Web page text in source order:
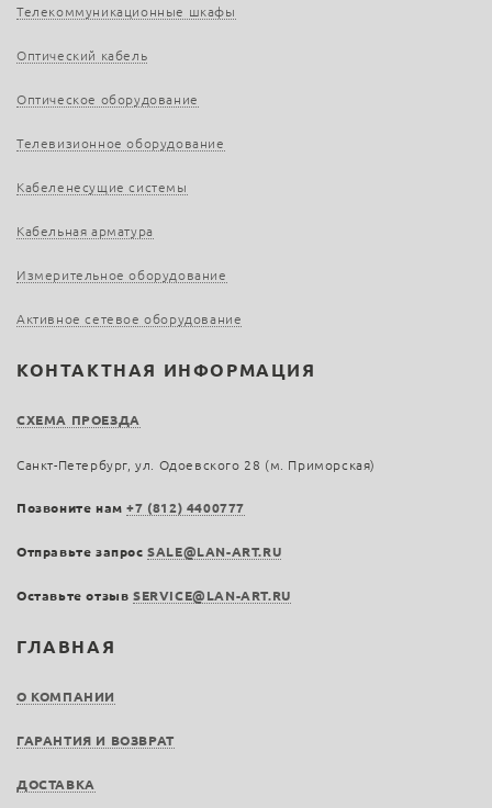
ГЛАВНАЯ
О КОМПАНИИ
ГАРАНТИЯ И ВОЗВРАТ
ДОСТАВКА
Телекоммуникационные шкафы
Оптический кабель
Оптическое оборудование
Телевизионное оборудование
Кабеленесущие системы
Кабельная арматура
Измерительное оборудование
Активное сетевое оборудование
КОНТАКТНАЯ ИНФОРМАЦИЯ
СХЕМА ПРОЕЗДА
Санкт-Петербург, ул. Одоевского 28 (м. Приморская)
Позвоните нам+7 (812) 4400777
Отправьте запросSALE@LAN-ART.RU
Оставьте отзыв SERVICE@LAN-ART.RU